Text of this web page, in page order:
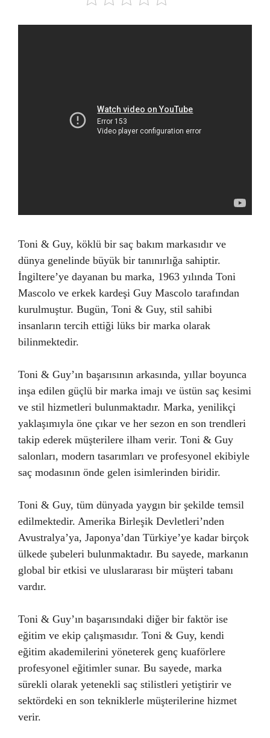
Toni & Guy, köklü bir saç bakım markasıdır ve
dünya genelinde büyük bir tanınırlığa sahiptir.
İngiltere’ye dayanan bu marka, 1963 yılında Toni
Mascolo ve erkek kardeşi Guy Mascolo tarafından
kurulmuştur. Bugün, Toni & Guy, stil sahibi
insanların tercih ettiği lüks bir marka olarak
bilinmektedir.
Toni & Guy’ın başarısının arkasında, yıllar boyunca
inşa edilen güçlü bir marka imajı ve üstün saç kesimi
ve stil hizmetleri bulunmaktadır. Marka, yenilikçi
yaklaşımıyla öne çıkar ve her sezon en son trendleri
takip ederek müşterilere ilham verir. Toni & Guy
salonları, modern tasarımları ve profesyonel ekibiyle
saç modasının önde gelen isimlerinden biridir.
Toni & Guy, tüm dünyada yaygın bir şekilde temsil
edilmektedir. Amerika Birleşik Devletleri’nden
Avustralya’ya, Japonya’dan Türkiye’ye kadar birçok
ülkede şubeleri bulunmaktadır. Bu sayede, markanın
global bir etkisi ve uluslararası bir müşteri tabanı
vardır.
Toni & Guy’ın başarısındaki diğer bir faktör ise
eğitim ve ekip çalışmasıdır. Toni & Guy, kendi
eğitim akademilerini yöneterek genç kuaförlere
profesyonel eğitimler sunar. Bu sayede, marka
sürekli olarak yetenekli saç stilistleri yetiştirir ve
sektördeki en son tekniklerle müşterilerine hizmet
verir.